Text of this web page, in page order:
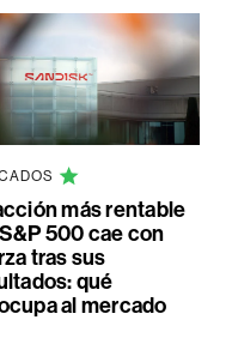
más rentable
500 cae con
tras sus
qué
al mercado